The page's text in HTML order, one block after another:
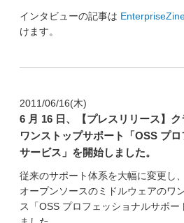
インタビューの記事は
けます。
2011/06/16(木)
6 月 16 日、【プレスリリース】
ワンストップサポート「OSS プ
サービス」を開始しました。
従来のサポート体系を大幅に変更し
オープンソースのミドルウェアのワ
ス「OSS プロフェッショナルサポ